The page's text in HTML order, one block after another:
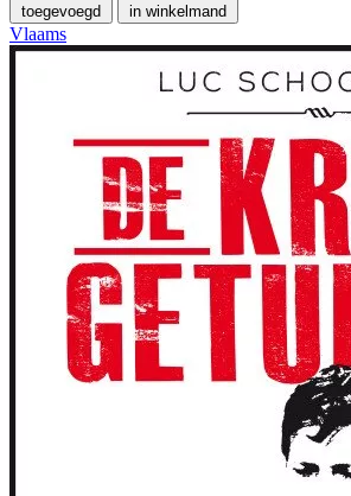
toegevoegd in winkelmand
Vlaams